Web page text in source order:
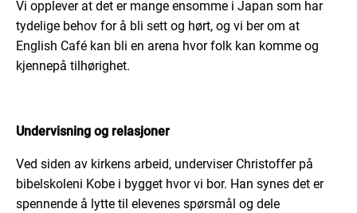
Vi opplever at det er mange ensomme i Japan som har
tydelige behov for å bli sett og hørt, og vi ber om at
English Café kan bli en arena hvor folk kan komme og
kjennepå tilhørighet.
Undervisning og relasjoner
Ved siden av kirkens arbeid, underviser Christoffer på
bibelskoleni Kobe i bygget hvor vi bor. Han synes det er
spennende å lytte til elevenes spørsmål og dele